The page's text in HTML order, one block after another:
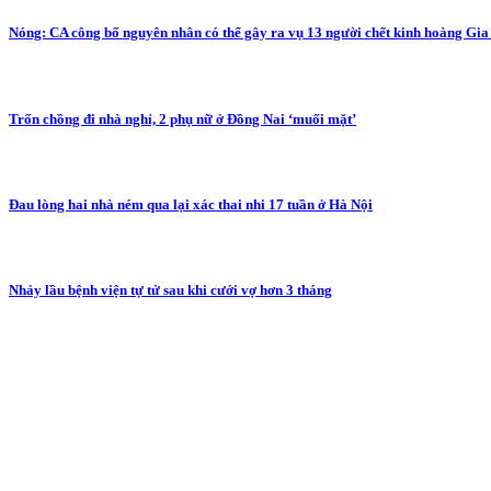
Nóng: CA công bố nguyên nhân có thể gây ra vụ 13 người chết kinh hoàng
Trốn chồng đi nhà nghỉ, 2 phụ nữ ở Đồng Nai ‘muối mặt’
Đau lòng hai nhà ném qua lại xác thai nhi 17 tuần ở Hà Nội
Nhảy lầu bệnh viện tự tử sau khi cưới vợ hơn 3 tháng